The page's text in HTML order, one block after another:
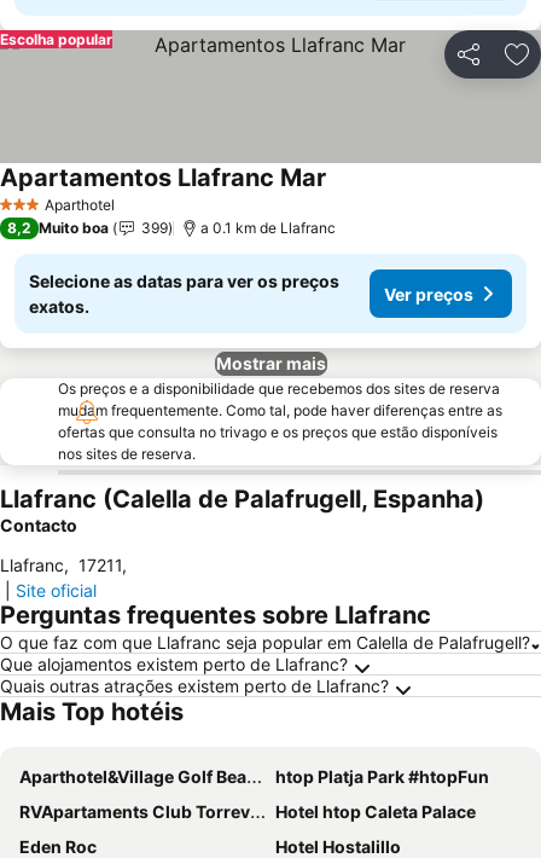
Partilhar
Escolha popular
3 EstrelasAparthotel
Apartamentos Llafranc Mar
8,2 Muito boa 399 a 0.1 km de Llafranc
Selecione as datas para ver os preços
exatos.
Ver preços
Mostrar mais
Os preços e a disponibilidade que recebemos dos sites de reserva
mudam frequentemente. Como tal, pode haver diferenças entre as
ofertas que consulta no trivago e os preços que estão disponíveis
nos sites de reserva.
Llafranc (Calella de Palafrugell, Espanha)
Contacto
Llafranc, 17211,
Site oficial
Perguntas frequentes sobre Llafranc
O que faz com que Llafranc seja popular em Calella de Palafrugell?
Que alojamentos existem perto de Llafranc?
Quais outras atrações existem perto de Llafranc?
Mais Top hotéis
Aparthotel&Village Golf Beach
htop Platja Park #htopFun
RVApartaments Club Torrevella
Hotel htop Caleta Palace
Eden Roc
Hotel Hostalillo